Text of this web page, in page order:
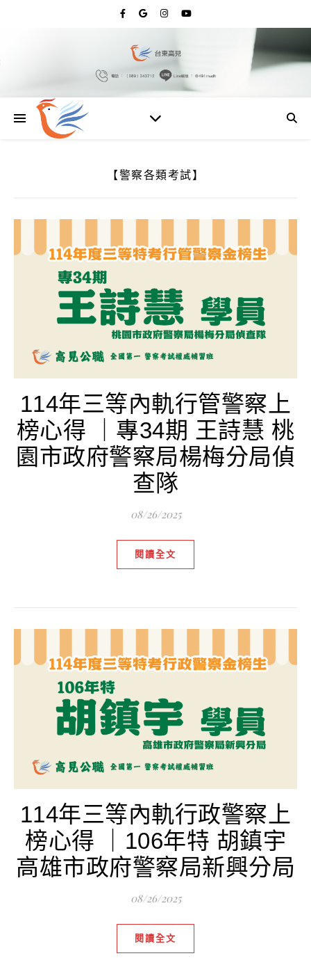
【警察各類考試】
114年三等內軌行管警察上
榜心得 ｜專34期 王詩慧 桃
園市政府警察局楊梅分局偵
查隊
08/26/2025
閱讀全文
114年三等內軌行政警察上
榜心得 ｜106年特 胡鎮宇
高雄市政府警察局新興分局
08/26/2025
閱讀全文